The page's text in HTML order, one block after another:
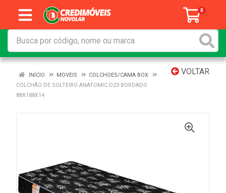
0
VOLTAR
INÍCIO MOVEIS
COLCHOES/CAMA BOX
COLCHÃO DE SOLTEIRO ANATOMIC D23 BORDADO
88X188X14